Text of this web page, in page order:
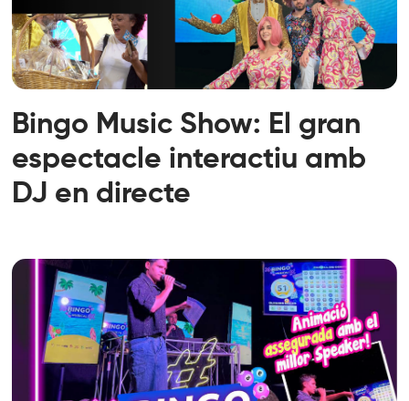
Bingo Music Show: El gran
espectacle interactiu amb
DJ en directe